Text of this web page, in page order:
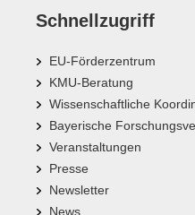
Schnellzugriff
EU-Förderzentrum
KMU-Beratung
Wissenschaftliche
Bayerische
Veranstaltungen
Presse
Newsletter
News